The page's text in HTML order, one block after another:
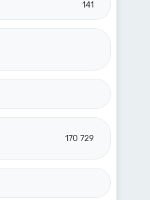
141
170 729